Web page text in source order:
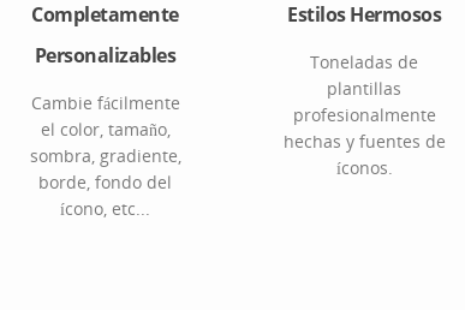
Completamente
Personalizables
Cambie fácilmente
el color, tamaño,
sombra, gradiente,
borde, fondo del
ícono, etc...
Estilos Hermosos
Toneladas de
plantillas
profesionalmente
hechas y fuentes de
íconos.